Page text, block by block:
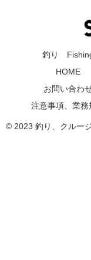
釣り
HOME
お問い合わ
注意事項、業務
© 2023 釣り、クルー